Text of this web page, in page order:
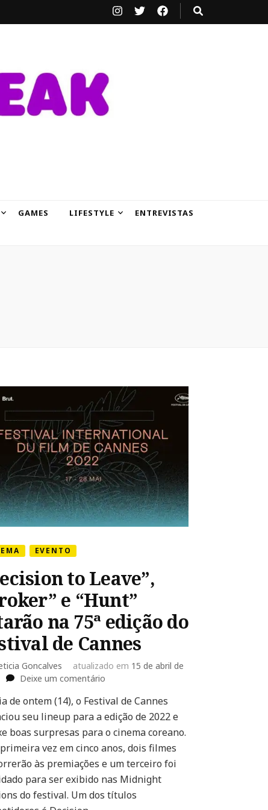
GAMES LIFESTYLE
ENTREVISTAS
EVENTO
to Leave”,
e “Hunt”
na 75ª edição do
de Cannes
Goncalves atualizado em 15 de abril de
Deixe um comentárioem
to
Leave”,
“Broker”
“Hunt”
estarão
na
75ª
de ontem (14), o Festival de Cannes
seu lineup para a edição de 2022 e
boas surpresas para o cinema coreano.
vez em cinco anos, dois filmes
às premiações e um terceiro foi
para ser exibido nas Midnight
do festival. Um dos títulos